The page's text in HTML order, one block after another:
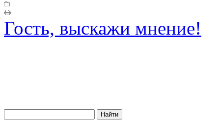
Гость, выскажи мнение!